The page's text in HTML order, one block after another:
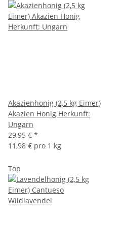
Akazienhonig (2,5 kg Eimer)
Akazien Honig Herkunft:
Ungarn
29,95 € *
11,98 € pro 1 kg
Top